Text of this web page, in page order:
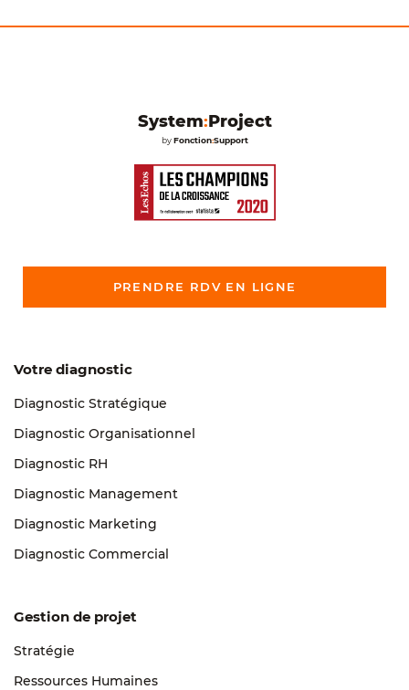
System:Project
byFonction:Support
PRENDRE RDV EN LIGNE
Votre diagnostic
Diagnostic Stratégique
Diagnostic Organisationnel
Diagnostic RH
Diagnostic Management
Diagnostic Marketing
Diagnostic Commercial
Gestion de projet
Stratégie
Ressources Humaines